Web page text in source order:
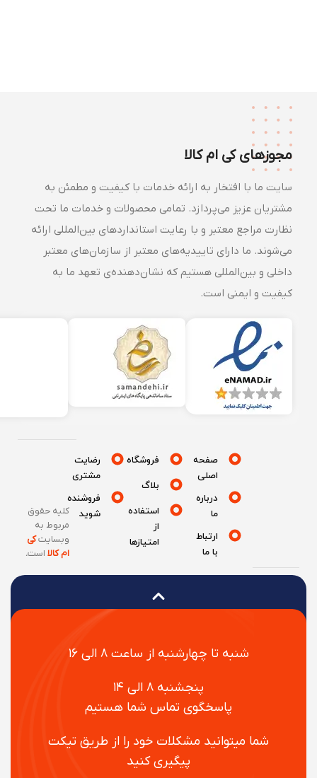
مجوزهای کی ام کالا
سایت ما با افتخار به ارائه خدمات با کیفیت و مطمئن به
مشتریان عزیز می‌پردازد. تمامی محصولات و خدمات ما تحت
نظارت مراجع معتبر و با رعایت استانداردهای بین‌المللی ارائه
می‌شوند. ما دارای تاییدیه‌های معتبر از سازمان‌های معتبر
داخلی و بین‌المللی هستیم که نشان‌دهنده‌ی تعهد ما به
کیفیت و ایمنی است.
شنبه تا چهارشنبه از ساعت ۸ الی ۱۶
پنجشنبه ۸ الی ۱۴
پاسخگوی تماس شما هستیم
شما میتوانید مشکلات خود را از طریق تیکت
پیگیری کنید
صفحه
درباره
ارتباط
فروشگاه
بلاگ
استفاده
امتیازها
رضایت
مشتری
فروشنده
شوید
کلیه حقوق
مربوط به
وبسایتکی
ام کالااست.